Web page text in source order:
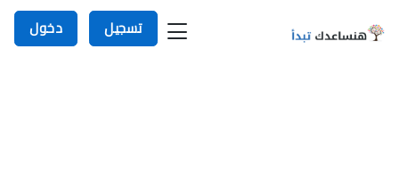
تسجيل دخول